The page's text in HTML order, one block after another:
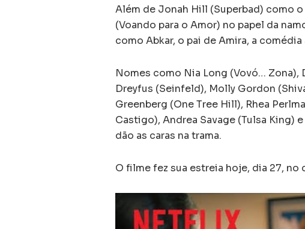
Além de Jonah Hill (Superbad) como
(Voando para o Amor) no papel da
como Abkar, o pai de Amira, a
Nomes como Nia Long (Vovó… Zona),
Dreyfus (Seinfeld), Molly Gordon
Greenberg (One Tree Hill), Rhea
Castigo), Andrea Savage (Tulsa King)
dão as caras na trama.
O filme fez sua estreia hoje, dia 27, no